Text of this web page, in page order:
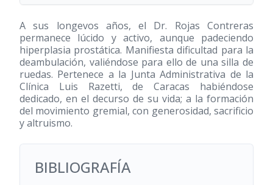
A sus longevos años, el Dr. Rojas Contreras
permanece lúcido y activo, aunque padeciendo
hiperplasia prostática. Manifiesta dificultad para la
deambulación, valiéndose para ello de una silla de
ruedas. Pertenece a la Junta Administrativa de la
Clínica Luis Razetti, de Caracas habiéndose
dedicado, en el decurso de su vida; a la formación
del movimiento gremial, con generosidad, sacrificio
y altruismo.
BIBLIOGRAFÍA